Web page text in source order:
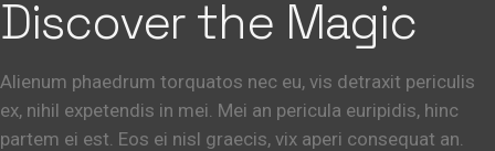
Discover the Magic
Alienum phaedrum torquatos nec eu, vis detraxit periculis
ex, nihil expetendis in mei. Mei an pericula euripidis, hinc
partem ei est. Eos ei nisl graecis, vix aperi consequat an.